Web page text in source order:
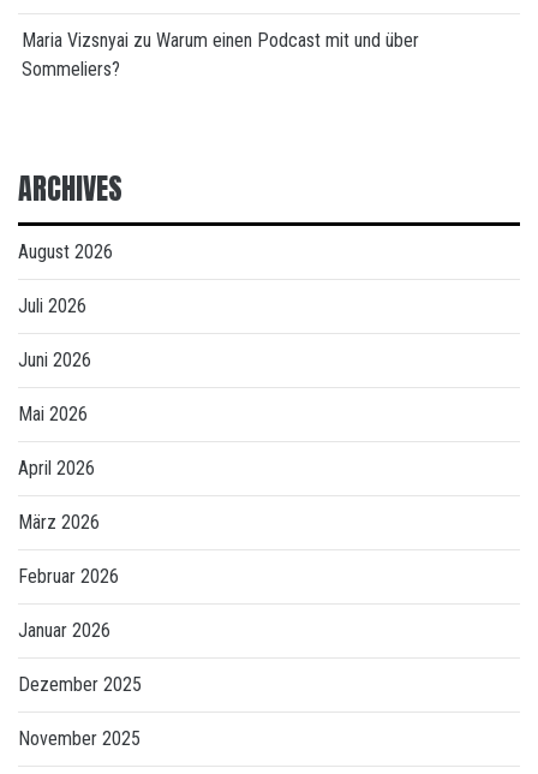
Maria Vizsnyai zu Warum einen Podcast mit und über
Sommeliers?
ARCHIVES
August 2026
Juli 2026
Juni 2026
Mai 2026
April 2026
März 2026
Februar 2026
Januar 2026
Dezember 2025
November 2025